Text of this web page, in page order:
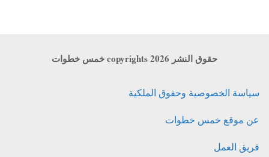
حقوق النشر copyrights 2026 خمس خطوات
سياسة الخصوصية وحقوق الملكية
عن موقع خمس خطوات
فريق العمل